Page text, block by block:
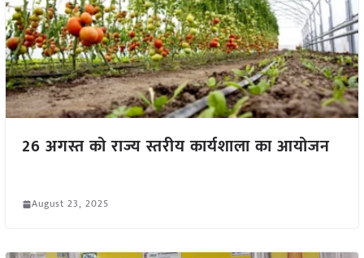
26 अगस्त को राज्य स्तरीय कार्यशाला का आयोजन
August 23, 2025